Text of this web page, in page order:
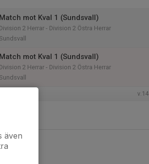
Match mot Kval 1 (Sundsvall)
Division 2 Herrar - Division 2 Östra Herrar
Sundsvall
Match mot Kval 1 (Sundsvall)
Division 2 Herrar - Division 2 Östra Herrar
Sundsvall
v.14
även